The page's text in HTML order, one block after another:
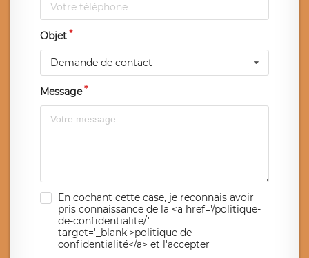
Objet
Demande de contact
Message
En cochant cette case, je reconnais avoir
pris connaissance de la <a href='/politique-
de-confidentialite/'
target='_blank'>politique de
confidentialité</a> et l'accepter